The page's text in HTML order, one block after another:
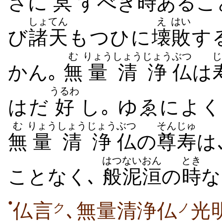
び諸天
しょてん
もつひに壊
え
敗
はい
す
かん｡ 無
む
量
りょう
清浄
しょうじょう
仏
ぶつ
は
はだ 好
うるわ
し｡ ゆゑによ
無
む
量
りょう
清浄
しょうじょう
仏
ぶつ
の尊寿
そんじゅ
ことなく､ 般
はつ
泥洹
ないおん
の時
とき
●仏言ク ､無量清浄仏 ノ 光